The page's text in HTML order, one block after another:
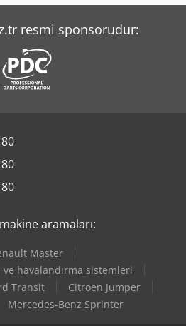
resmi sponsorudur:
aramaları:
Master
ve havalandırma sistemleri
Transit
Citroen Jumper
Mercedes-Benz Sprinter